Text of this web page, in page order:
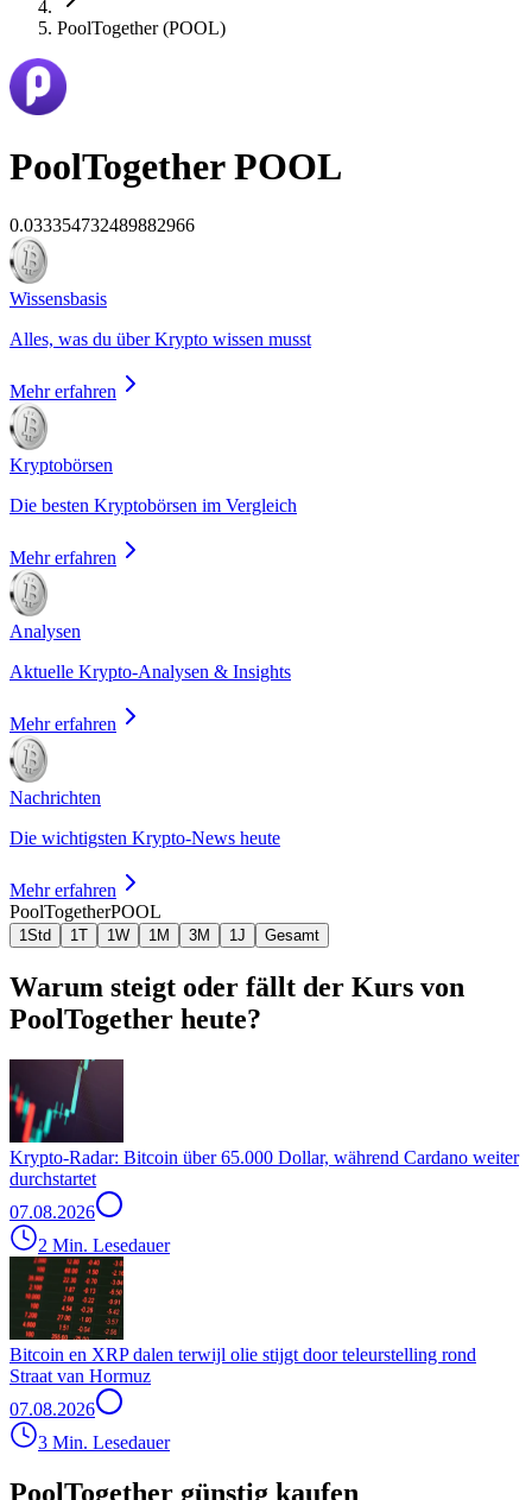
PoolTogether (POOL)
PoolTogether POOL
0.033354732489882966
Wissensbasis
Alles, was du über Krypto wissen musst
Mehr erfahren
Kryptobörsen
Die besten Kryptobörsen im Vergleich
Mehr erfahren
Analysen
Aktuelle Krypto-Analysen & Insights
Mehr erfahren
Nachrichten
Die wichtigsten Krypto-News heute
Mehr erfahren
PoolTogetherPOOL
1Std 1T 1W 1M 3M 1J Gesamt
Warum steigt oder fällt der Kurs von
PoolTogether heute?
Krypto-Radar: Bitcoin über 65.000 Dollar, während Cardano weiter
durchstartet
07.08.2026
2 Min. Lesedauer
Bitcoin en XRP dalen terwijl olie stijgt door teleurstelling rond
Straat van Hormuz
07.08.2026
3 Min. Lesedauer
PoolTogether günstig kaufen